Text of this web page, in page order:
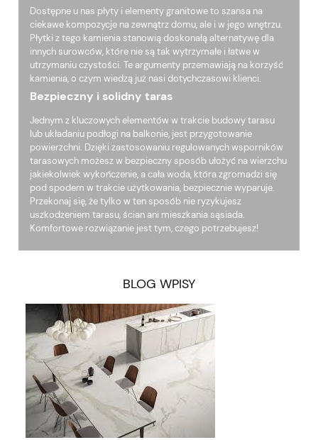
Dostępne u nas płyty i elementy granitowe to szansa na
ciekawe kompozycje na zewnątrz domu, ale i w jego wnętrzu.
Płytki z tego kamienia stanowią doskonałą alternatywę dla
innych surowców, które nie są tak wytrzymałe i łatwe w
utrzymaniu czystości. Te argumenty przemawiają na korzyść
kamienia, o czym wiedzą już nasi dotychczasowi klienci.
Bezpieczny i solidny taras
Jednym z kluczowych elementów w trakcie budowy tarasu
lub układaniu podłogi na balkonie, jest przygotowanie
powierzchni. Dzięki zastosowaniu regulowanych wsporników
tarasowych możesz w bezpieczny sposób ułożyć na wierzchu
jakiekolwiek wykończenie, a cała woda, która zgromadzi się
pod spodem w trakcie użytkowania, bezpiecznie wyparuje.
Przekonaj się, że tylko w ten sposób nie ryzykujesz
uszkodzeniem tarasu, ścian ani mieszkania sąsiada.
Komfortowe rozwiązanie jest tym, czego potrzebujesz!
BLOG WPISY